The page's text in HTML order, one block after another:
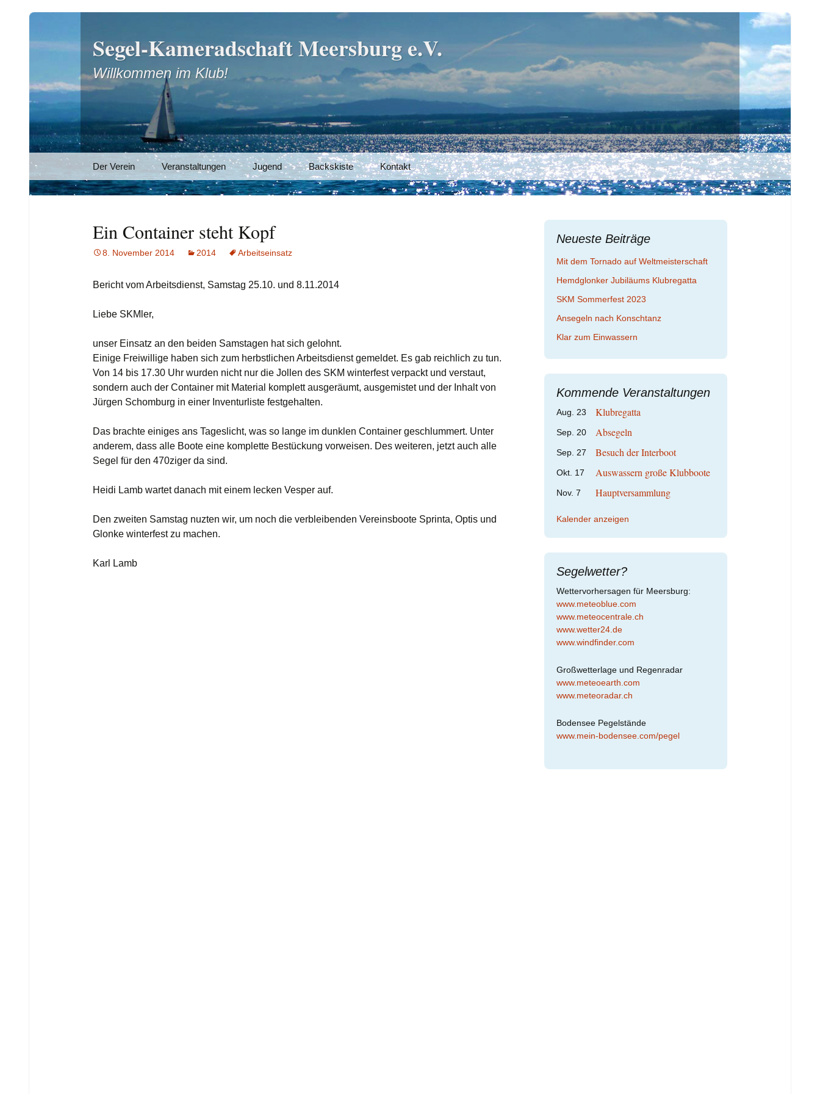
Segel-Kameradschaft Meersburg e.V.
Willkommen im Klub!
Inhalt
springen
Der Verein Veranstaltungen Jugend Backskiste Kontakt
Suchen
nach:
Ein Container steht Kopf
8. November 2014 2014 Arbeitseinsatz
Bericht vom Arbeitsdienst, Samstag 25.10. und 8.11.2014
Liebe SKMler,
unser Einsatz an den beiden Samstagen hat sich gelohnt.
Einige Freiwillige haben sich zum herbstlichen Arbeitsdienst gemeldet. Es gab reichlich zu tun.
Von 14 bis 17.30 Uhr wurden nicht nur die Jollen des SKM winterfest verpackt und verstaut,
sondern auch der Container mit Material komplett ausgeräumt, ausgemistet und der Inhalt von
Jürgen Schomburg in einer Inventurliste festgehalten.
Das brachte einiges ans Tageslicht, was so lange im dunklen Container geschlummert. Unter
anderem, dass alle Boote eine komplette Bestückung vorweisen. Des weiteren, jetzt auch alle
Segel für den 470ziger da sind.
Heidi Lamb wartet danach mit einem lecken Vesper auf.
Den zweiten Samstag nuzten wir, um noch die verbleibenden Vereinsboote Sprinta, Optis und
Glonke winterfest zu machen.
Karl Lamb
Neueste Beiträge
Mit dem Tornado auf Weltmeisterschaft
Hemdglonker Jubiläums Klubregatta
SKM Sommerfest 2023
Ansegeln nach Konschtanz
Klar zum Einwassern
Kommende Veranstaltungen
Aug. 23 Klubregatta
Sep. 20 Absegeln
Sep. 27 Besuch der Interboot
Okt. 17 Auswassern große Klubboote
Nov. 7 Hauptversammlung
Kalender anzeigen
Segelwetter?
Wettervorhersagen für Meersburg:
www.meteoblue.com
www.meteocentrale.ch
www.wetter24.de
www.windfinder.com
Großwetterlage und Regenradar
www.meteoearth.com
www.meteoradar.ch
Bodensee Pegelstände
www.mein-bodensee.com/pegel